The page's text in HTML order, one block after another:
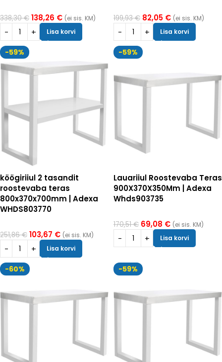
338,30€ 138,26 € (ei sis. KM)
Lisa korvi
199,93€ 82,05 € (ei sis. KM)
Lisa korvi
-59%
köögiriiul 2 tasandit
roostevaba teras
800x370x700mm | Adexa
WHDS803770
251,86€ 103,67 € (ei sis. KM)
Lisa korvi
-59%
Lauariiul Roostevaba Teras
900X370X350Mm | Adexa
Whds903735
170,51€ 69,08 € (ei sis. KM)
Lisa korvi
-60% -59%